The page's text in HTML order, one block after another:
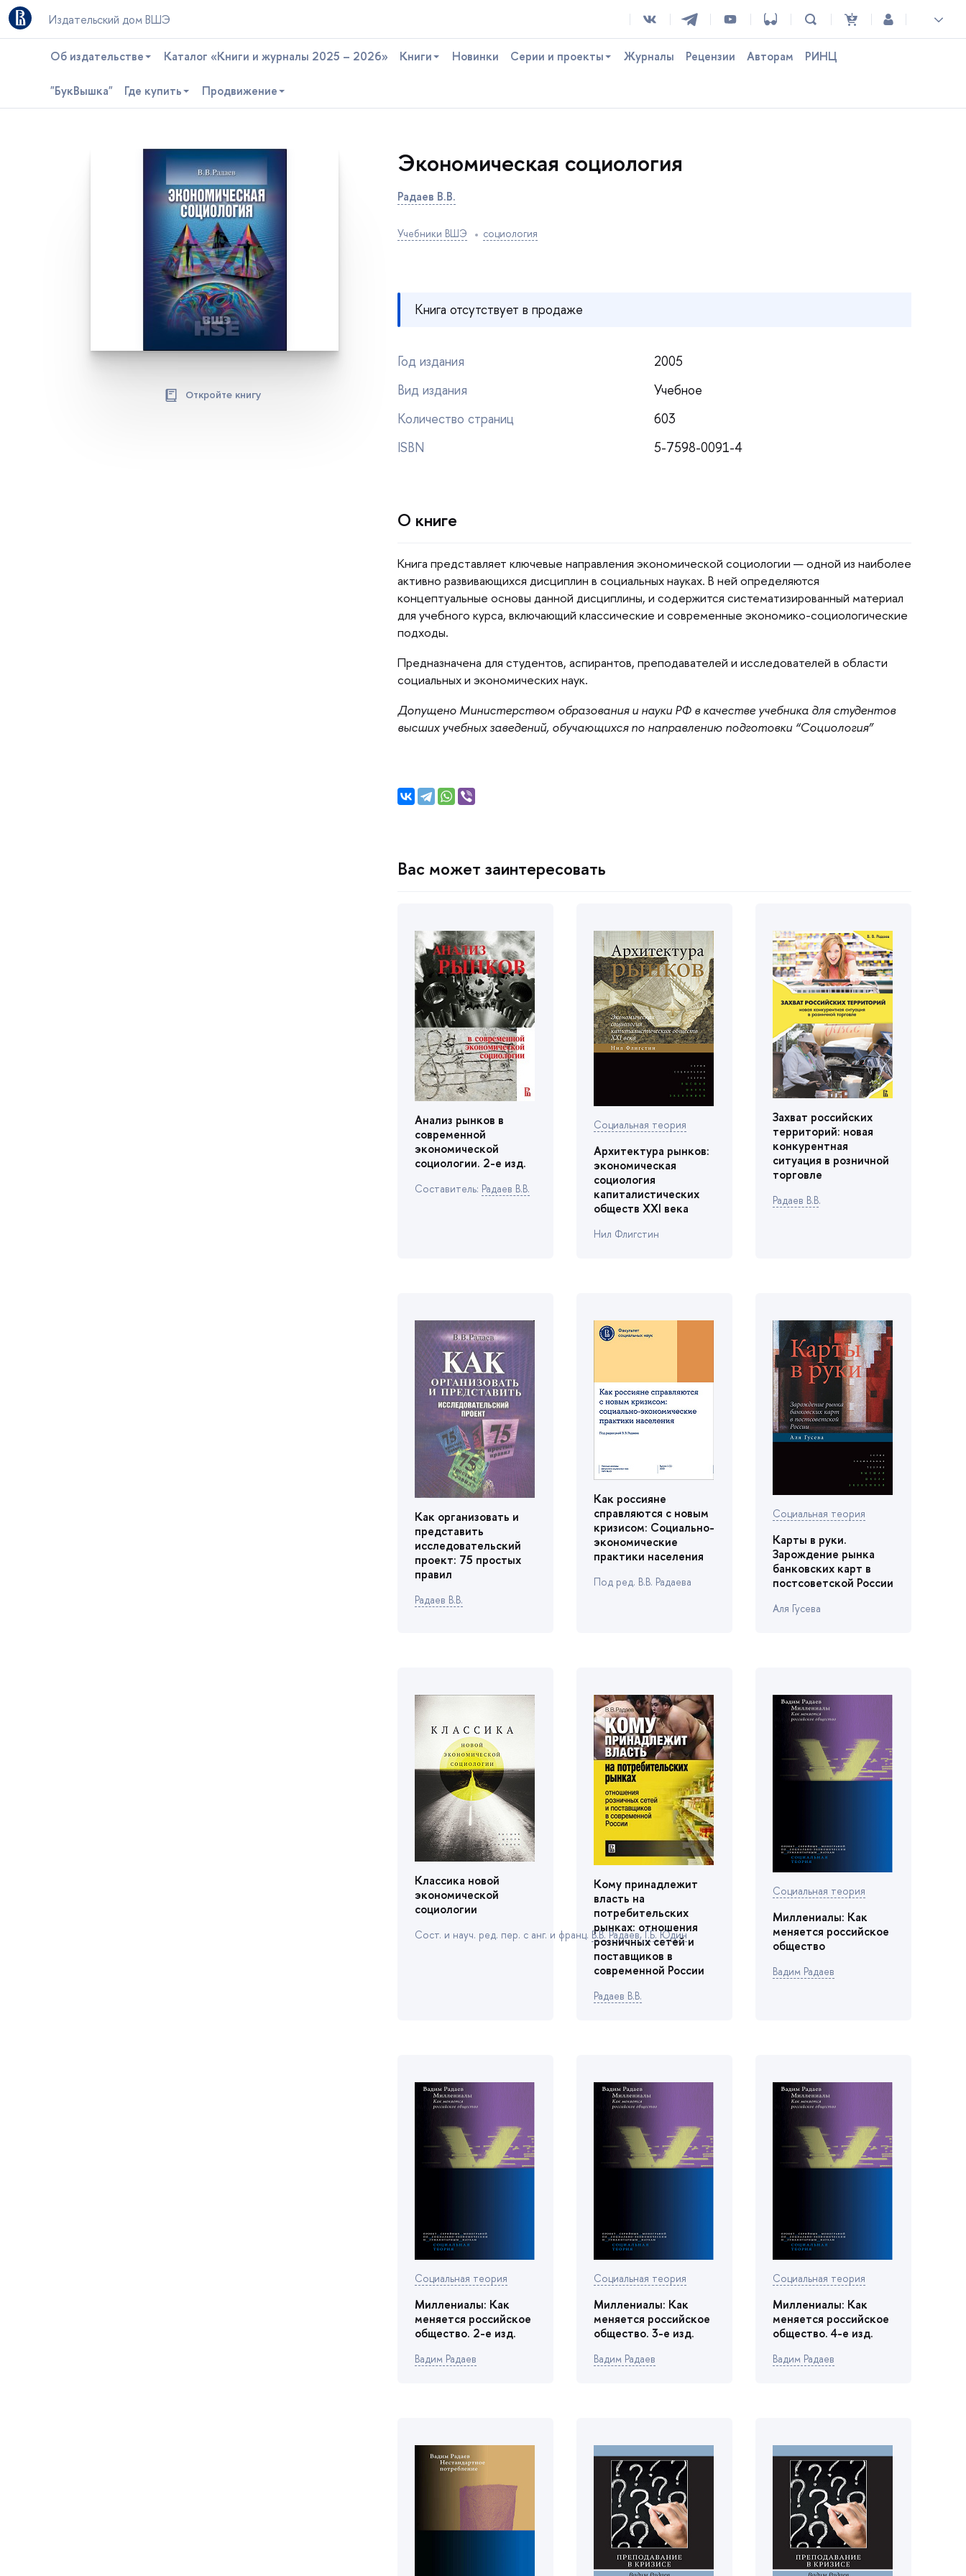
Издательский дом ВШЭ
Об издательстве Каталог «Книги и журналы 2025 – 2026» Книги Новинки Серии и проекты Журналы Рецензии Авторам РИНЦ
"БукВышка" Где купить Продвижение
Откройте книгу
Экономическая социология
Радаев В.В.
Учебники ВШЭ социология
Книга отсутствует в продаже
Год издания
2005
ид издания
Учебное
Количество страниц
603
ISBN
5-7598-0091-4
О книге
Книга представляет ключевые направления экономической социологии — одной из наиболее
активно развивающихся дисциплин в социальных науках. В ней определяются
концептуальные основы данной дисциплины, и содержится систематизированный материал
для учебного курса, включающий классические и современные экономико-социологические
подходы.
Предназначена для студентов, аспирантов, преподавателей и исследователей в области
социальных и экономических наук.
Допущено Министерством образования и науки РФ в качестве учебника для студенто
ысших учебных заведений, обучающихся по направлению подготовки “Социология”
ас может заинтересовать
Анализ рынко
современной
экономической
социологии. 2-е изд.
Cоставитель: Радаев В.В.
Социальная теория
Архитектура рынков:
экономическая
социология
капиталистических
обществ XXI века
Нил Флигстин
Захват российских
территорий: новая
конкурентная
ситуация в розничной
торговле
Радаев В..
Как организовать и
представить
исследовательский
проект: 75 простых
правил
Радаев В.В.
Как россияне
справляются с новым
кризисом: Социально-
экономические
практики населения
Под ред. В.В. Радаева
Социальная теория
Карты в руки.
Зарождение рынка
анковских карт
постсоветской России
Аля Гусева
Классика новой
экономической
социологии
Сост. и науч. ред. пер. с анг. и франц. .В. Радае,Г.Б. Юдин
Кому принадлежит
ласть на
потребительских
рынках: отношения
розничных сетей и
поставщико
современной России
Радаев В.В.
Социальная теория
Миллениалы: Как
меняется российское
общество
адим Радае
Социальная теория
Миллениалы: Как
меняется российское
общество. 2-е изд.
адим Радае
Социальная теория
Миллениалы: Как
меняется российское
общество. 3-е изд.
адим Радае
Социальная теория
Миллениалы: Как
меняется российское
общество. 4-е изд.
адим Радае